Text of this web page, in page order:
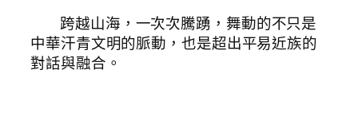
跨越山海，一次次騰踴，舞動的不只是
中華汗青文明的脈動，也是超出平易近族的
對話與融合。